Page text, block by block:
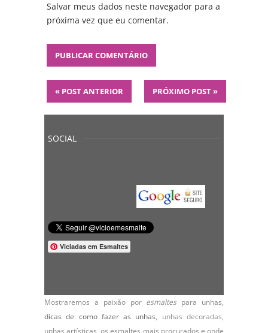
Salvar meus dados neste navegador para a
próxima vez que eu comentar.
« POST ANTERIOR PRÓXIMO POST»
SOCIAL
Viciadas em Esmaltes
Mostraremos a paixão por esmaltes para unhas,
dicas de como fazer as unhas, unhas decoradas,
unhas artísticas, osesmaltes mais procurados e onde